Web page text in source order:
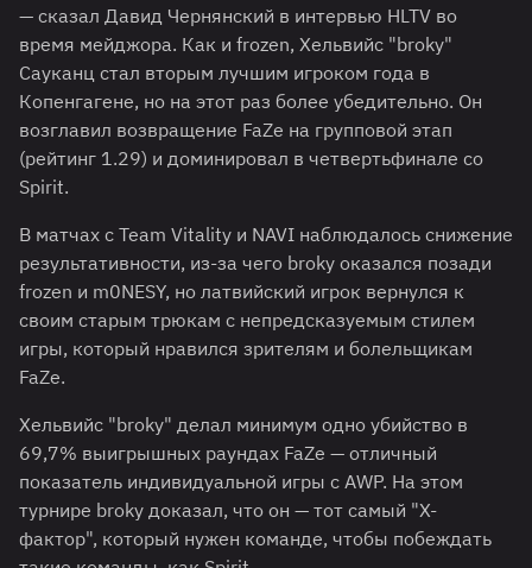
— сказал Давид Чернянский в интервью HLTV во
время мейджора. Как и frozen, Хельвийс "broky"
Сауканц стал вторым лучшим игроком года в
Копенгагене, но на этот раз более убедительно. Он
возглавил возвращение FaZe на групповой этап
(рейтинг 1.29) и доминировал в четвертьфинале со
Spirit.
В матчах с Team Vitality и NAVI наблюдалось снижение
результативности, из-за чего broky оказался позади
frozen и m0NESY, но латвийский игрок вернулся к
своим старым трюкам с непредсказуемым стилем
игры, который нравился зрителям и болельщикам
FaZe.
Хельвийс "broky" делал минимум одно убийство в
69,7% выигрышных раундах FaZe — отличный
показатель индивидуальной игры с AWP. На этом
турнире broky доказал, что он — тот самый "X-
фактор", который нужен команде, чтобы побеждать